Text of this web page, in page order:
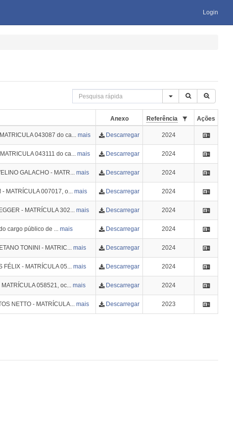
Login
Anexo Referência Ações
043087 do ca... mais Descarregar 2024
043111 do ca... mais Descarregar 2024
GALACHO - MATR... mais Descarregar 2024
MATRÍCULA 007017, o... mais Descarregar 2024
- MATRÍCULA 302... mais Descarregar 2024
cargo público de ... mais Descarregar 2024
TONINI - MATRIC... mais Descarregar 2024
FÉLIX - MATRÍCULA 05... mais Descarregar 2024
058521, oc... mais Descarregar 2024
NETTO - MATRÍCULA... mais Descarregar 2023